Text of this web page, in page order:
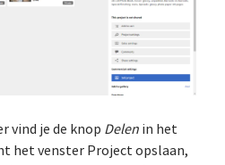
vind je de knop Delen in het
het venster Project opslaan,